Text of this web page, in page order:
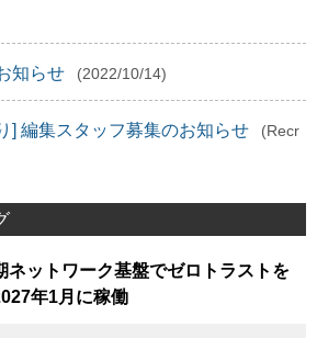
知らせ (2022/10/14)
] 編集スタッフ募集のお知らせ
(Recr
ネットワーク基盤でゼロトラストを
年1月に稼働